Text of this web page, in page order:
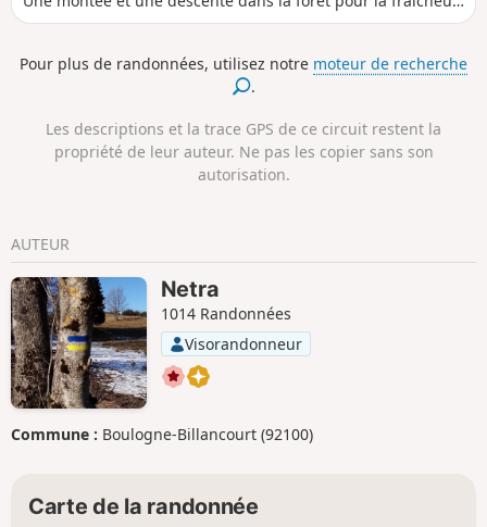
un plateau en alpage en haut pour la vue, cette balade
pas de difficulté technique. À noter un passage avec câble
sans grande difficulté après les chalets Mermet.
Pour plus de randonnées, utilisez notre moteur de recherche
.
Les descriptions et la trace GPS de ce circuit restent la
propriété de leur auteur. Ne pas les copier sans son
autorisation.
AUTEUR
Netra
1014 Randonnées
Visorandonneur
Commune : Boulogne-Billancourt (92100)
Carte de la randonnée